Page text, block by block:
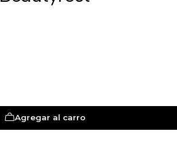
Agregar al carro